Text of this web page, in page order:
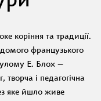
коріння та традиції.
французького
Е. Блох —
і педагогічна
яке йшло живе